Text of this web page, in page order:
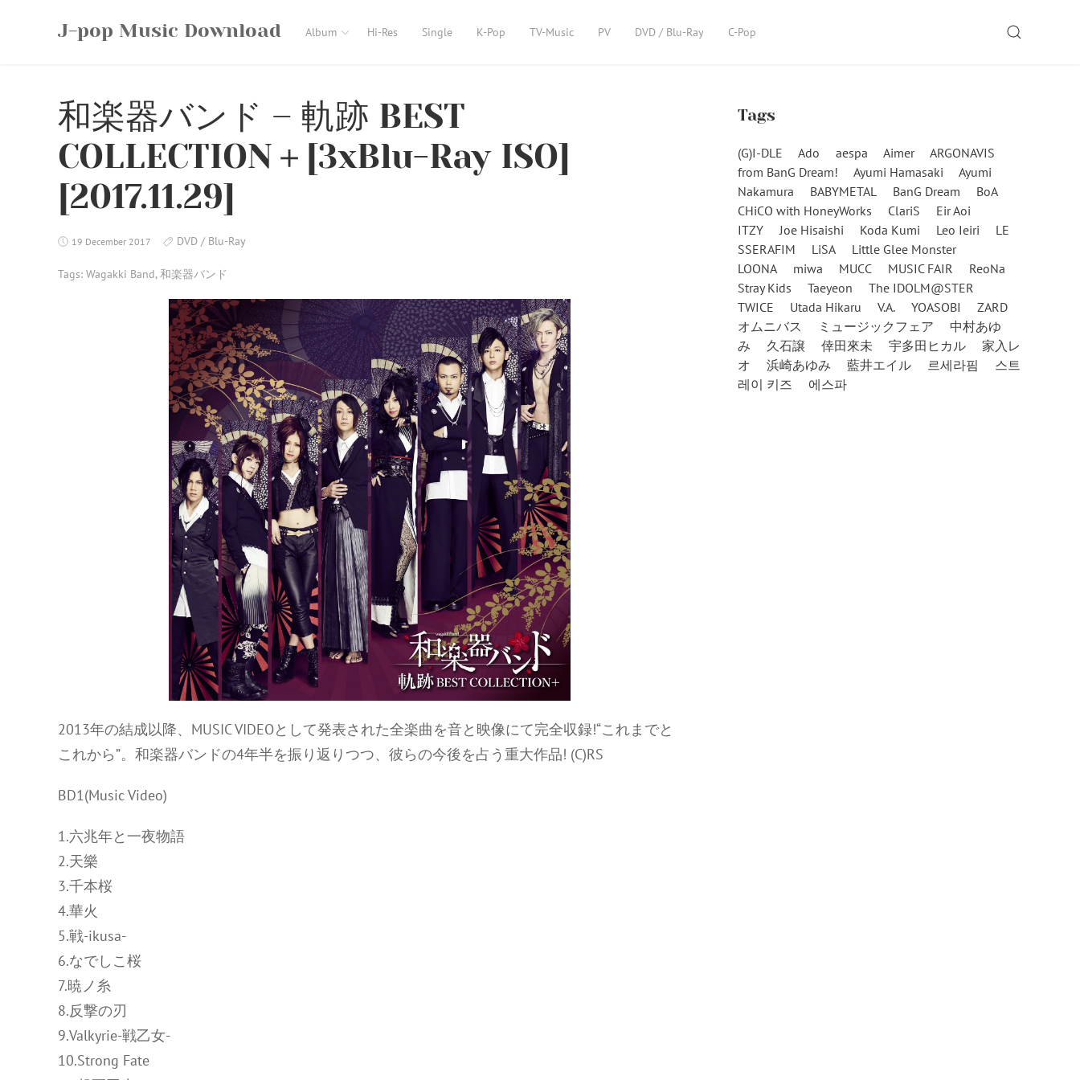
J-pop Music Download Album Hi-Res Single K-Pop TV-Music PV DVD / Blu-Ray C-Pop SEARCH
和楽器バンド – 軌跡 BEST
COLLECTION＋[3xBlu-Ray ISO]
[2017.11.29]
19 December 2017 DVD / Blu-Ray
Tags: Wagakki Band,和楽器バンド
2013年の結成以降、MUSIC VIDEOとして発表された全楽曲を音と映像にて完全収録!“これまでと
これから”。和楽器バンドの4年半を振り返りつつ、彼らの今後を占う重大作品! (C)RS
BD1(Music Video)
1.六兆年と⼀夜物語
2.天樂
3.千本桜
4.華⽕
5.戦-ikusa-
6.なでしこ桜
7.暁ノ糸
8.反撃の刃
9.Valkyrie-戦⼄⼥-
10.Strong Fate
Tags
(G)I-DLE Ado aespa Aimer
ARGONAVIS
from BanG Dream!
Ayumi Hamasaki
Ayumi
Nakamura
BABYMETAL BanG Dream
BoA
CHiCO with HoneyWorks
ClariS
Eir Aoi
ITZY
Joe Hisaishi Koda Kumi Leo Ieiri
LE
SSERAFIM
LiSA
Little Glee Monster
LOONA
miwa MUCC MUSIC FAIR
ReoNa
Stray Kids
Taeyeon
The IDOLM@STER
TWICE
Utada Hikaru V.A. YOASOBI
ZARD
オムニバス
ミュージックフェア
中村あゆ
み
久石譲 倖田來未 宇多田ヒカル
家入レ
オ
浜崎あゆみ 藍井エイル 르세라핌
스트
레이 키즈
에스파